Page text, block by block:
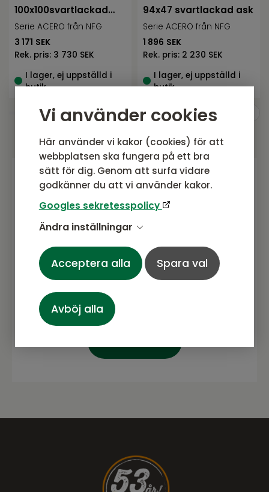
Vi använder cookies
Här använder vi kakor (cookies) för att
webbplatsen ska fungera på ett bra
sätt för dig. Genom att surfa vidare
godkänner du att vi använder kakor.
Googles sekretesspolicy
Ändra inställningar
Acceptera alla Spara val
Avböj alla
100x100svartlackad
ask
Serie ACERO från NFG
3 171 SEK
Rek. pris: 3 730 SEK
I lager, ej uppställd i
butik
94x47 svartlackad ask
Serie ACERO från NFG
1 896 SEK
Rek. pris: 2 230 SEK
I lager, ej uppställd i
butik
Gå med i vårt nyhetsbrev
Prenumerera gärna på vårt nyhetsbrev.
Här kommer vi dela senaste nytt om
spännande.